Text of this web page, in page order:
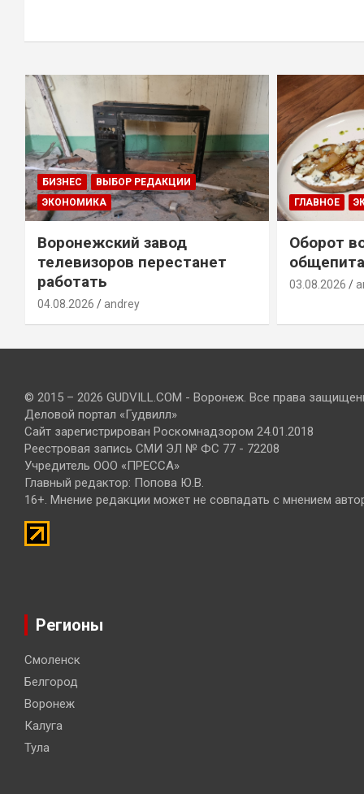
БИЗНЕС
ВЫБОР РЕДАКЦИИ
ЭКОНОМИКА
Воронежский завод
телевизоров перестанет
работать
04.08.2026 andrey
ГЛАВНОЕ
Оборот
03.08.2026
© 2015 – 2026 GUDVILL.COM - Воронеж. Все права
Деловой портал «Гудвилл»
Сайт зарегистрирован Роскомнадзором 24.01.2018
Реестровая запись СМИ ЭЛ № ФС 77 - 72208
Учредитель ООО «ПРЕССА»
Главный редактор: Попова Ю.В.
16+. Мнение редакции может не совпадать с мнением
Регионы
Смоленск
Белгород
Воронеж
Калуга
Тула